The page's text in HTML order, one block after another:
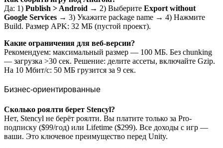
Да: 1) Publish > Android → 2) Выберите Export without
Google Services → 3) Укажите package name → 4) Нажмите
Build. Размер APK: 32 МБ (пустой проект).
Какие ограничения для веб-версии?
Рекомендуем: максимальный размер — 100 МБ. Без chunking
— загрузка >30 сек. Решение: делите ассеты, включайте Gzip.
На 10 Мбит/с: 50 МБ грузится за 9 сек.
Бизнес-ориентированные
Сколько роялти берет Stencyl?
Нет, Stencyl не берёт роялти. Вы платите только за Pro-
подписку ($99/год) или Lifetime ($299). Все доходы с игр —
ваши. Это ключевое преимущество перед Unity.